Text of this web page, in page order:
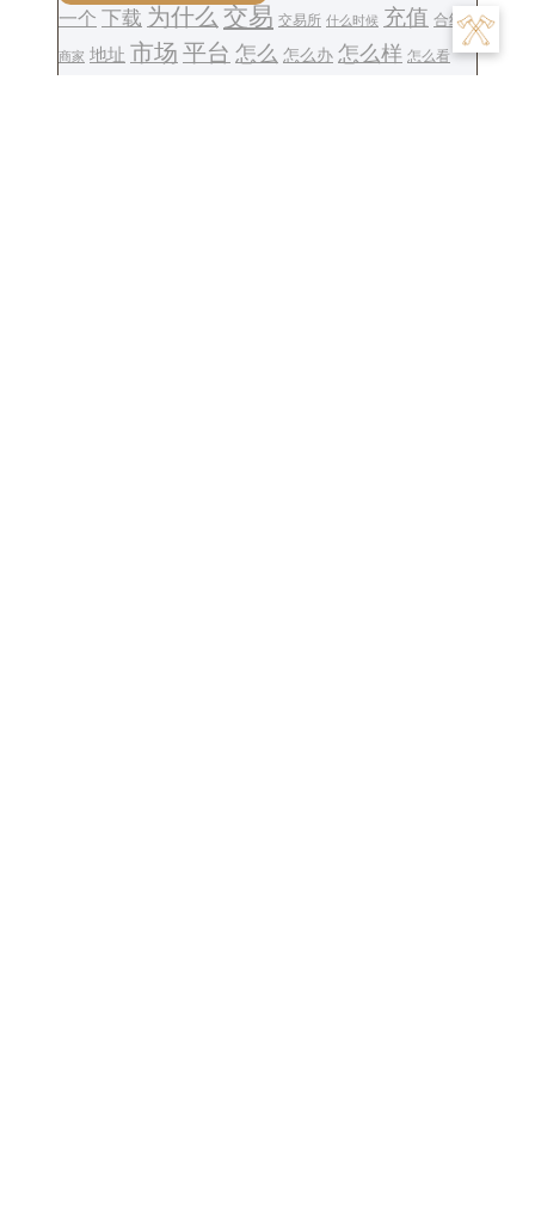
一个 下载 为什么 交易 交易所 什么时候 充值 合约
商家 地址 市场 平台 怎么 怎么办 怎么样 怎么看